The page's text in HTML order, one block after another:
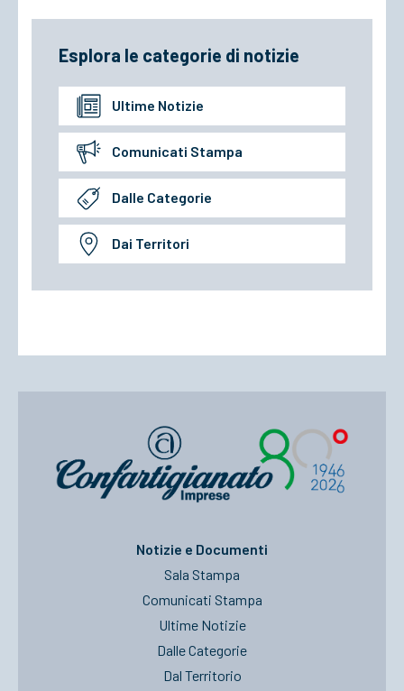
Esplora le categorie di notizie
Ultime Notizie
Comunicati Stampa
Dalle Categorie
Dai Territori
Notizie e Documenti
Sala Stampa
Comunicati Stampa
Ultime Notizie
Dalle Categorie
Dal Territorio